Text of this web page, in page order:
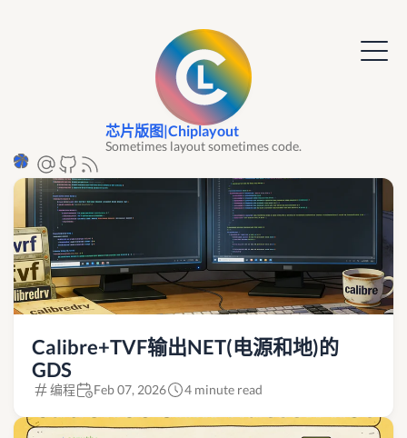
芯片版图|Chiplayout
Sometimes layout sometimes code.
Calibre+TVF输出NET(电源和地)的
GDS
编程 Feb 07, 2026 4 minute read